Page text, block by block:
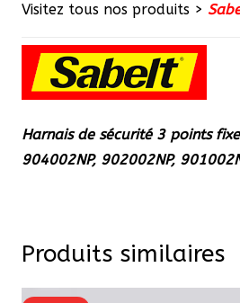
Visitez tous nos produits >
Harnais de sécurité 3 points
904002NP, 902002NP,
Produits similaires